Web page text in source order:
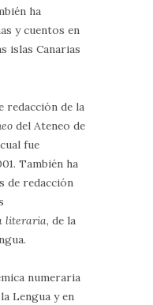
ha
y cuentos en
islas Canarias
redacción de la
del Ateneo de
fue
También ha
de redacción
literaria, de la
numeraria
Lengua y en